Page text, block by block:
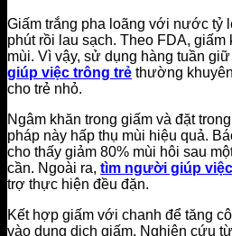
Giấm trắng pha loãng với nước tỷ
phút rồi lau sạch. Theo FDA,
mùi. Vì vậy, sử dụng hàng tuần
giúp việc trông trẻ thường
cho trẻ nhỏ.
Ngâm khăn trong giấm và đặt
pháp này hấp thụ mùi hiệu quả.
cho thấy giảm 80% mùi hôi sau
cần. Ngoài ra, tìm người giúp
trợ thực hiện đều đặn.
Kết hợp giấm với chanh để tăng
vào dung dịch giấm. Nghiên cứu